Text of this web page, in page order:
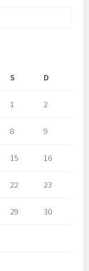
S D
1 2
8 9
15 16
22 23
29 30